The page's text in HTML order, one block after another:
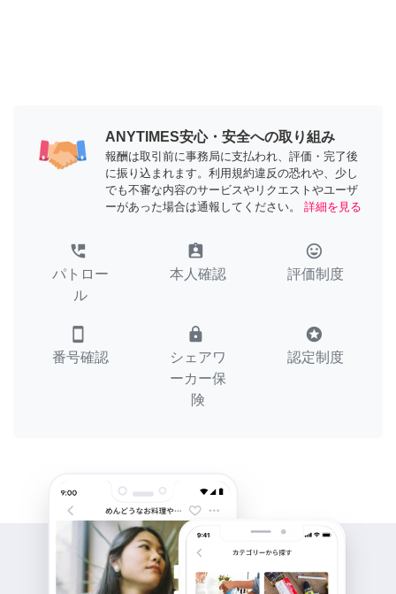
ANYTIMES安心・安全への取り組み
報酬は取引前に事務局に支払われ、評価・完了後
に振り込まれます。利用規約違反の恐れや、少し
でも不審な内容のサービスやリクエストやユーザ
ーがあった場合は通報してください。
詳細を見る
perm_phone_msg
パトロー
ル
assignment_ind
本人確認
tag_faces
評価制度
smartphone
番号確認
lock
シェアワ
ーカー保
険
stars
認定制度